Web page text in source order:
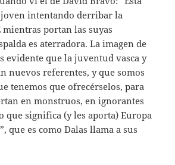
joven intentando derribar la
mientras portan las suyas
es aterradora. La imagen de
evidente que la juventud vasca y
nuevos referentes, y que somos
tenemos que ofrecérselos, para
en monstruos, en ignorantes
que significa (y les aporta) Europa
que es como Dalas llama a sus